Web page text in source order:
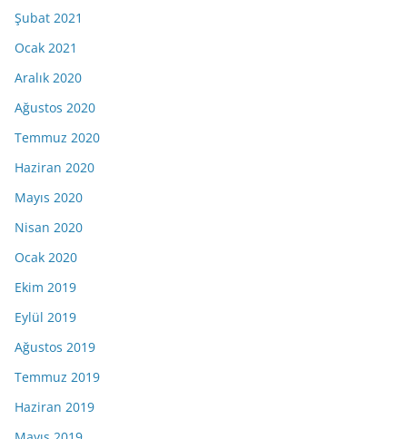
Şubat 2021
Ocak 2021
Aralık 2020
Ağustos 2020
Temmuz 2020
Haziran 2020
Mayıs 2020
Nisan 2020
Ocak 2020
Ekim 2019
Eylül 2019
Ağustos 2019
Temmuz 2019
Haziran 2019